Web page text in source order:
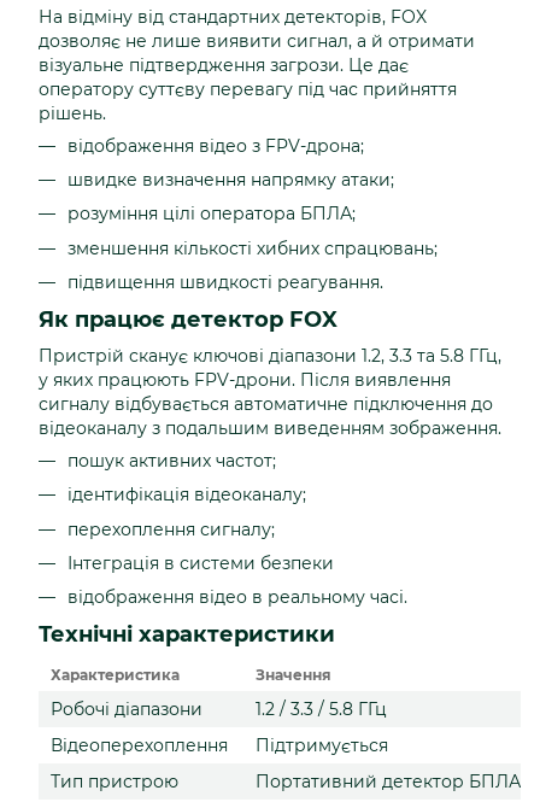
На відміну від стандартних детекторів, FOX
дозволяє не лише виявити сигнал, а й отримати
візуальне підтвердження загрози. Це дає
оператору суттєву перевагу під час прийняття
рішень.
відображення відео з FPV-дрона;
швидке визначення напрямку атаки;
розуміння цілі оператора БПЛА;
зменшення кількості хибних спрацювань;
підвищення швидкості реагування.
Як працює детектор FOX
Пристрій сканує ключові діапазони 1.2, 3.3 та 5.8 ГГц,
у яких працюють FPV-дрони. Після виявлення
сигналу відбувається автоматичне підключення до
відеоканалу з подальшим виведенням зображення.
пошук активних частот;
ідентифікація відеоканалу;
перехоплення сигналу;
Інтеграція в системи безпеки
відображення відео в реальному часі.
Технічні характеристики
Характеристика Значення
Робочі діапазони
1.2 / 3.3 / 5.8 ГГц
Відеоперехоплення
Підтримується
Тип пристрою
Портативний детектор БПЛА